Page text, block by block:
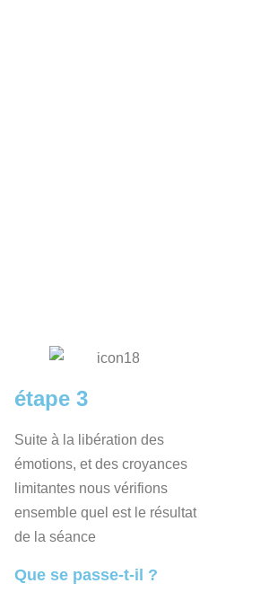
étape 3
Suite à la libération des
émotions, et des croyances
limitantes nous vérifions
ensemble quel est le résultat
de la séance
Que se passe-t-il ?